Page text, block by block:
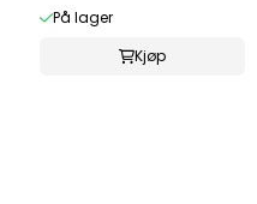
På lager
Kjøp